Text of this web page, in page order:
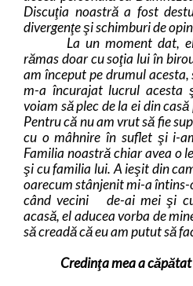
Discuţia noastră a fost
divergenţe şi schimburi de
La un moment dat,
rămas doar cu soţia lui în
am început pe drumul acesta,
m-a încurajat lucrul acesta
voiam să plec de la ei din
Pentru că nu am vrut să fie
cu o mâhnire în suflet şi i-
Familia noastră chiar avea o
şi cu familia lui. A ieşit din
oarecum stânjenit mi-a întins-
când vecini de-ai mei şi
acasă, el aducea vorba de
să creadă că eu am putut să
Credinţa mea a